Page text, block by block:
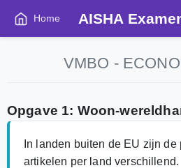
Home AISHA
VMBO -
Opgave 1: Woon-
In landen buiten de EU zijn
artikelen per land verschillend.